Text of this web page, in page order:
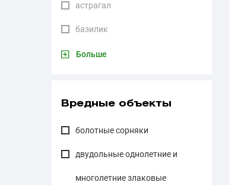
астрагал
базилик
Больше
Вредные объекты
болотные сорняки
двудольные однолетние и
многолетние злаковые